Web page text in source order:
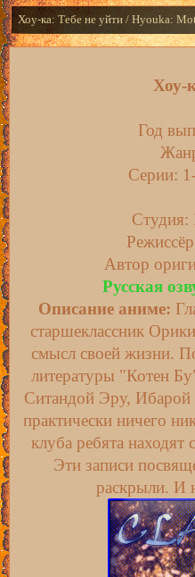
Хоу-ка: Тебе не уйти / Hyouka:
Хоу-
Год
Серии:
Студия:
Автор
Русская
Описание аниме:
старшеклассник
смысл своей жизни.
литературы "Котен
Ситандой Эру,
практически ничего
клуба ребята
Эти записи
раскрыли. И